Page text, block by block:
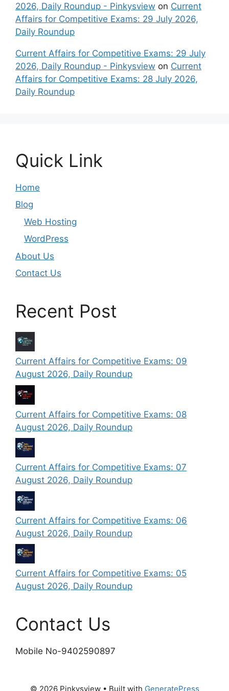
2026, Daily Roundup - Pinkysview on Current
Affairs for Competitive Exams: 29 July 2026,
Daily Roundup
Current Affairs for Competitive Exams: 29 July
2026, Daily Roundup - Pinkysview on Current
Affairs for Competitive Exams: 28 July 2026,
Daily Roundup
Quick Link
Home
Blog
Web Hosting
WordPress
About Us
Contact Us
Recent Post
Current Affairs for Competitive Exams: 09
August 2026, Daily Roundup
Current Affairs for Competitive Exams: 08
August 2026, Daily Roundup
Current Affairs for Competitive Exams: 07
August 2026, Daily Roundup
Current Affairs for Competitive Exams: 06
August 2026, Daily Roundup
Current Affairs for Competitive Exams: 05
August 2026, Daily Roundup
Contact Us
Mobile No-9402590897
© 2026 Pinkysview• Built with GeneratePress